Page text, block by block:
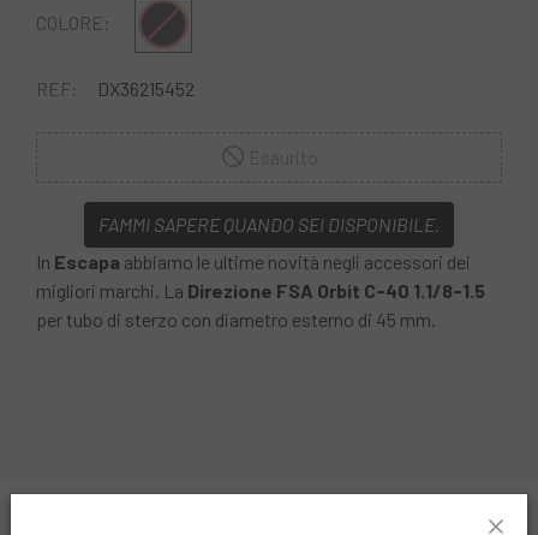
COLORE: Multiplo
REF: DX36215452
FAMMI SAPERE QUANDO SEI DISPONIBILE.
In Escapa abbiamo le ultime novità negli accessori dei
migliori marchi. La Direzione FSA Orbit C-40 1.1/8-1.5
per tubo di sterzo con diametro esterno di 45 mm.